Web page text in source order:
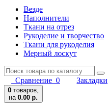
Везде
Наполнители
Ткани на отрез
Рукоделие и творчество
Ткани для рукоделия
Мерный лоскут
Сравнение 0 Закладки
0 товаров,
на 0.00 р.